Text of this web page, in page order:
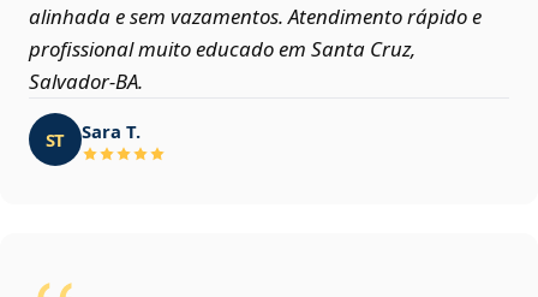
alinhada e sem vazamentos. Atendimento rápido e
profissional muito educado em Santa Cruz,
Salvador‑BA.
ST Sara T.